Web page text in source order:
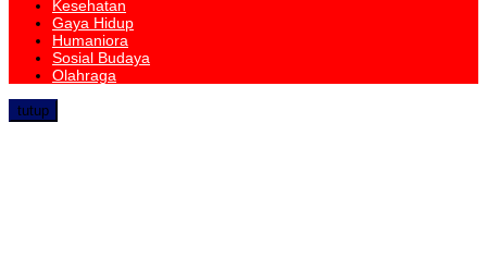
Kesehatan
Gaya Hidup
Humaniora
Sosial Budaya
Olahraga
tutup